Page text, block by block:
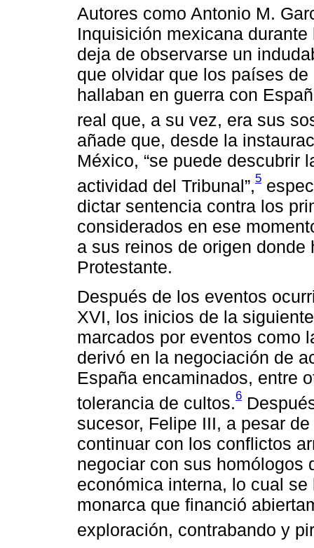
Autores como Antonio M.
Inquisición mexicana
deja de observarse un
que olvidar que los países
hallaban en guerra con
real que, a su vez, era sus
añade que, desde la
México, “se puede descubrir
actividad del Tribunal”,5
dictar sentencia contra los
considerados en ese
a sus reinos de origen
Protestante.
Después de los eventos
XVI, los inicios de la
marcados por eventos como
derivó en la negociación de
España encaminados, entre
tolerancia de cultos.6
sucesor, Felipe III, a pesar
continuar con los conflictos
negociar con sus homólogos
económica interna, lo cual
monarca que financió
exploración, contrabando y